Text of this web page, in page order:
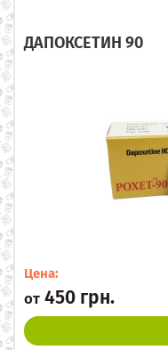
ДАПОКСЕТИН 90
Цена:
от 450 грн.